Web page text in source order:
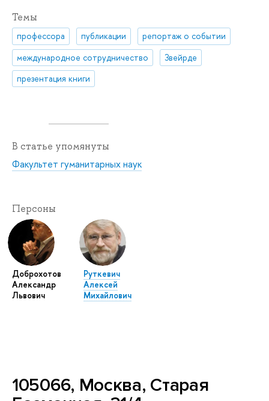
Темы
профессора публикации
репортаж о событии
международное сотрудничество
Звейрде
презентация книги
В статье упомянуты
Факультет гуманитарных наук
Персоны
Доброхотов
Александр
Львович
Руткевич
Алексей
Михайлович
105066, Москва, Старая